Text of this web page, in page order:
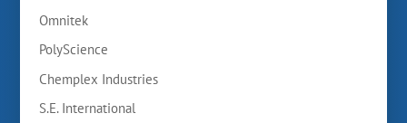
Omnitek
PolyScience
Chemplex Industries
S.E. International